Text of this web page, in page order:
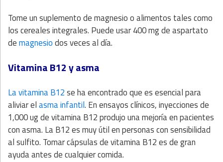
Tome un suplemento de magnesio o alimentos tales como
los cereales integrales. Puede usar 400 mg de aspartato
demagnesiodos veces al día.
Vitamina B12 y asma
La vitamina B12se ha encontrado que es esencial para
aliviar elasma infantil. En ensayos clínicos, inyecciones de
1,000 ug de vitamina B12 produjo una mejoría en pacientes
con asma. La B12 es muy útil en personas con sensibilidad
al sulfito. Tomar cápsulas de vitamina B12 es de gran
ayuda antes de cualquier comida.